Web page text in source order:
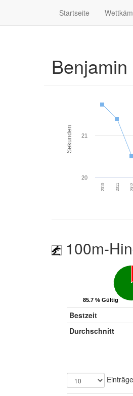
Startseite
Sekunden
2010 2011 2012
20
21
100m-
85.7 % Gültig
85.7 % Gültig
Bestzeit
Durchschnitt